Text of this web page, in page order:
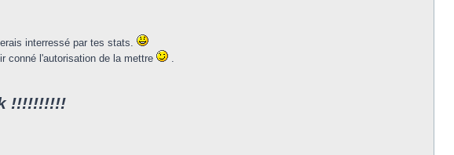
interressé par tes stats.
conné l'autorisation de la mettre
.
!!!!!!!!!!